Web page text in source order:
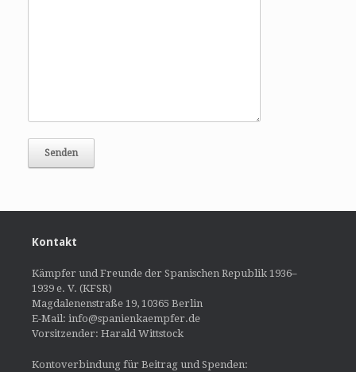
Kontakt
Kämpfer und Freunde der Spanischen Republik 1936–
1939 e. V. (KFSR)
Magdalenenstraße 19, 10365 Berlin
E-Mail: info@spanienkaempfer.de
Vorsitzender: Harald Wittstock
Kontoverbindung für Beitrag und Spenden: